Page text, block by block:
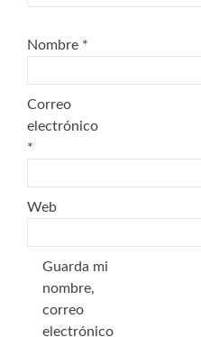
Nombre *
Correo
electrónico
*
Web
Guarda mi
nombre,
correo
electrónico